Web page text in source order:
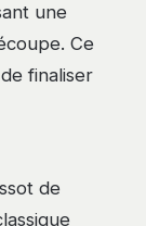
une
Ce
finaliser
de